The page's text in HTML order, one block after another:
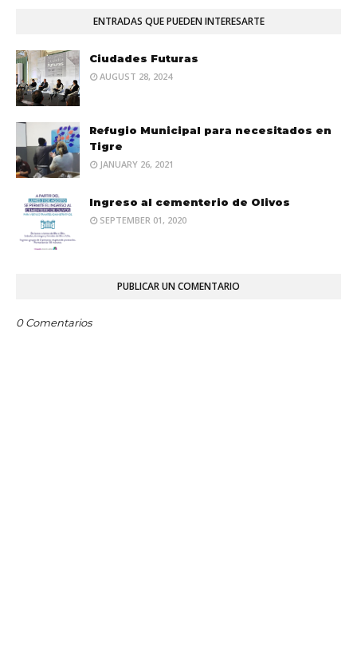
ENTRADAS QUE PUEDEN INTERESARTE
Ciudades Futuras
AUGUST 28, 2024
Refugio Municipal para necesitados en
Tigre
JANUARY 26, 2021
Ingreso al cementerio de Olivos
SEPTEMBER 01, 2020
PUBLICAR UN COMENTARIO
0 Comentarios